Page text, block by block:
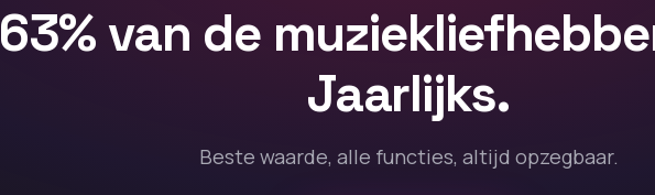
63% van de
Jaarlijks.
Beste waarde, alle functies, altijd opzegbaar.